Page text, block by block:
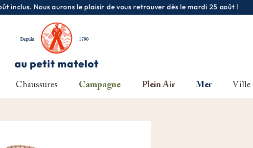
inclus. Nous aurons le plaisir de vous retrouver dès le mardi 25 août !
Chaussures Campagne Plein Air Mer Ville